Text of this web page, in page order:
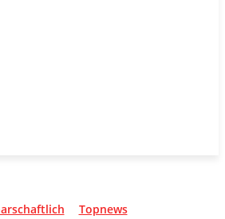
Topnews